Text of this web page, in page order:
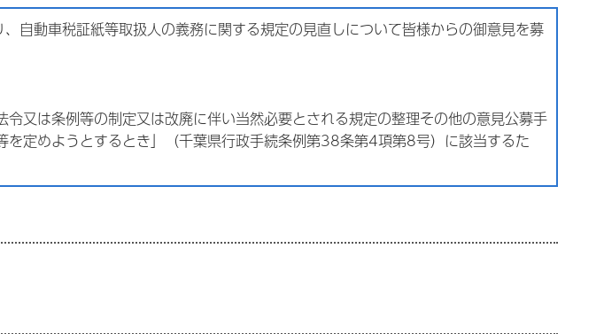
動車税証紙等取扱人の義務に関する規定の見直しについて皆様からの御意見を募
又は条例等の制定又は改廃に伴い当然必要とされる規定の整理その他の意見公募手
定めようとするとき」（千葉県行政手続条例第38条第4項第8号）に該当するた